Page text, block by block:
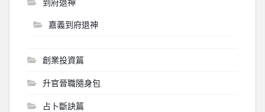
嘉義到府退神
創業投資篇
升官晉職隨身包
占卜斷訣篇